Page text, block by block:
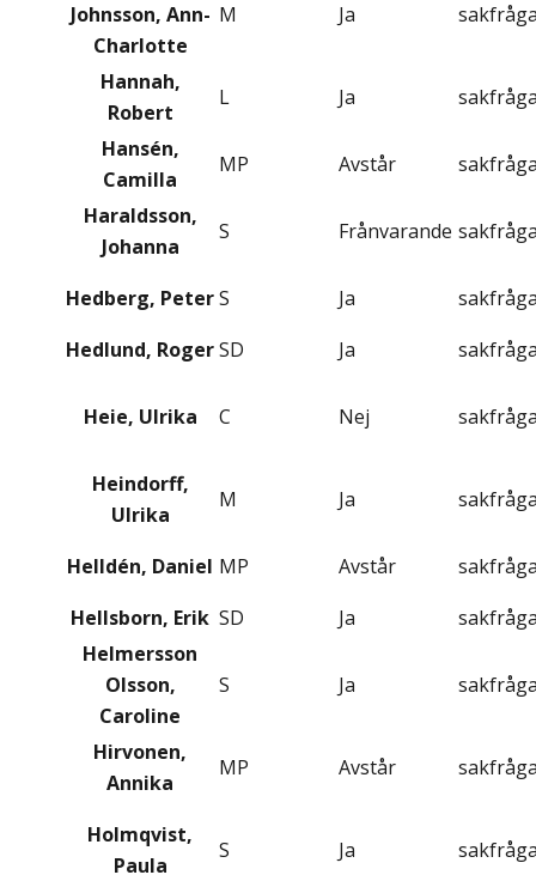
Johnsson, Ann-
Charlotte
M Ja
Hannah,
Robert
L Ja
Hansén,
Camilla
MP Avstår
Haraldsson,
Johanna
S Frånvarande
Hedberg, PeterS Ja
Hedlund, RogerSD Ja
Heie, Ulrika C Nej
Heindorff,
Ulrika
M Ja
Helldén, Daniel MP Avstår
Hellsborn, Erik SD Ja
Helmersson
Olsson,
Caroline
S Ja
Hirvonen,
Annika
MP Avstår
Holmqvist,
Paula
S Ja